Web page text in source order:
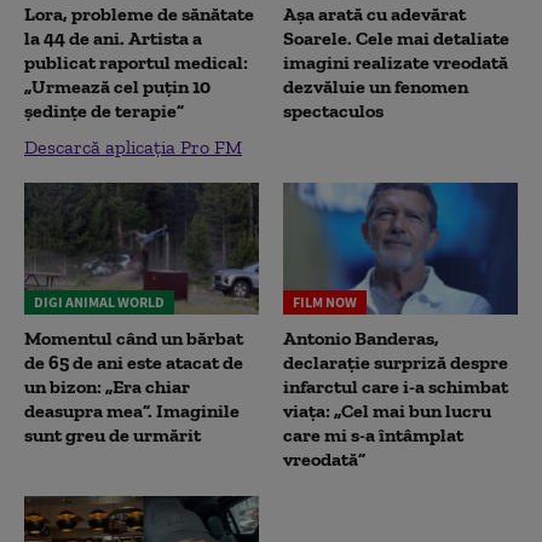
Lora, probleme de sănătate
la 44 de ani. Artista a
publicat raportul medical:
„Urmează cel puțin 10
ședințe de terapie”
Descarcă aplicația Pro FM
Așa arată cu adevărat
Soarele. Cele mai detaliate
imagini realizate vreodată
dezvăluie un fenomen
spectaculos
DIGI ANIMAL WORLD
Momentul când un bărbat
de 65 de ani este atacat de
un bizon: „Era chiar
deasupra mea”. Imaginile
sunt greu de urmărit
FILM NOW
Antonio Banderas,
declarație surpriză despre
infarctul care i-a schimbat
viața: „Cel mai bun lucru
care mi s-a întâmplat
vreodată”